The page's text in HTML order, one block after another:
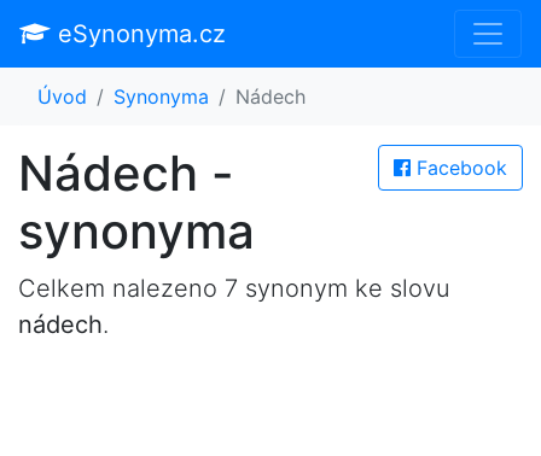
eSynonyma.cz
Úvod Synonyma Nádech
Facebook
Nádech -
synonyma
Celkem nalezeno 7 synonym ke slovu
nádech.